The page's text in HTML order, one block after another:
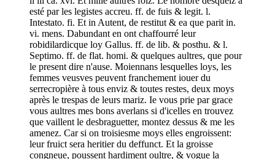
esté par les legistes accreu. ff. de fuis & legit. l.
Intestato. fi. Et in Autent, de restitut & ea que parit in.
vi. mens. Dabundant en ont chaffourré leur
robidilardicque loy Gallus. ff. de lib. & posthu. & l.
Septimo. ff. de flat. homi. & quelques aultres, que pour
le present dire n'ause. Moiennans lesquelles loys, les
femmes veusves peuvent franchement iouer du
serrecropière à tous enviz & toutes restes, deux moys
après le trespas de leurs mariz. Ie vous prie par grace
vous aultres mes bons averlans si d'icelles en trouvez
que vaillent le desbraguetter, montez dessus & me les
amenez. Car si on troisiesme moys elles engroissent:
leur fruict sera heritier du deffunct. Et la groisse
congneue, poussent hardiment oultre, & vogue la